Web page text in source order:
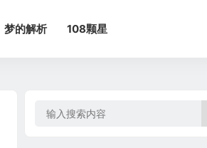
梦的解析 108颗星